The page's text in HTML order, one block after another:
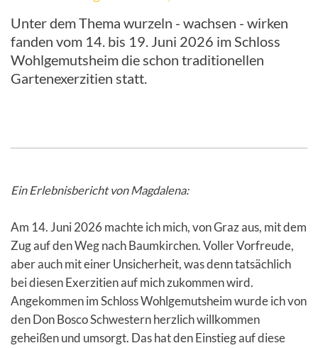
Unter dem Thema wurzeln - wachsen - wirken
fanden vom 14. bis 19. Juni 2026 im Schloss
Wohlgemutsheim die schon traditionellen
Gartenexerzitien statt.
Ein Erlebnisbericht von Magdalena:
Am 14. Juni 2026 machte ich mich, von Graz aus, mit dem
Zug auf den Weg nach Baumkirchen. Voller Vorfreude,
aber auch mit einer Unsicherheit, was denn tatsächlich
bei diesen Exerzitien auf mich zukommen wird.
Angekommen im Schloss Wohlgemutsheim wurde ich von
den Don Bosco Schwestern herzlich willkommen
geheißen und umsorgt. Das hat den Einstieg auf diese